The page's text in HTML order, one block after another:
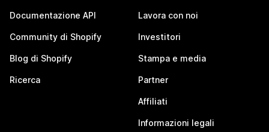
Documentazione API
Community di Shopify
Blog di Shopify
Ricerca
Lavora con noi
Investitori
Stampa e media
Partner
Affiliati
Informazioni legali